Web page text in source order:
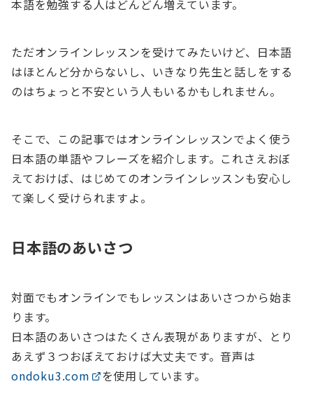
本語を勉強する人はどんどん増えています。
ただオンラインレッスンを受けてみたいけど、日本語
はほとんど分からないし、いきなり先生と話しをする
のはちょっと不安という人もいるかもしれません。
そこで、この記事ではオンラインレッスンでよく使う
日本語の単語やフレーズを紹介します。これさえおぼ
えておけば、はじめてのオンラインレッスンも安心し
て楽しく受けられますよ。
日本語のあいさつ
対面でもオンラインでもレッスンはあいさつから始ま
ります。
日本語のあいさつはたくさん表現がありますが、とり
あえず３つおぼえておけば大丈夫です。音声は
ondoku3.com
を使用しています。